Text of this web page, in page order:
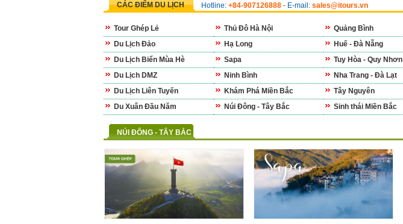
CÁC ĐIỂM DU LỊCH Hotline: +84-907126888 - E-mail: sales@itours.vn
Tour Ghép Lẻ Thủ Đô Hà Nội Quảng Bình
Du Lịch Đảo
Hạ Long Huế - Đà Nẵng
Du Lịch Biển Mùa Hè
Sapa Tuy Hòa - Quy Nhơn
Du Lịch DMZ
Ninh Bình Nha Trang - Đà Lạt
Du Lịch Liên Tuyến
Khám Phá Miền Bắc Tây Nguyên
Du Xuân Đầu Năm
Núi Đông - Tây Bắc Sinh thái Miền Bắc
NÚI ĐÔNG - TÂY BẮC